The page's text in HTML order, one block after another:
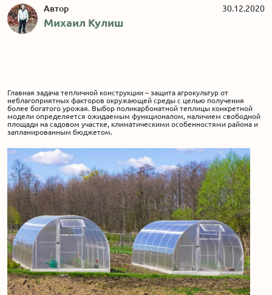
Акции
Производство
Выставка
Отзывы
Вопросы
Гарантии
Вакансии
Автор
Михаил Кулиш
30.12.2020
Главная задача тепличной конструкции – защита агрокультур от
неблагоприятных факторов окружающей среды с целью получения
более богатого урожая. Выбор поликарбонатной теплицы конкретной
модели определяется ожидаемым функционалом, наличием свободной
площади на садовом участке, климатическими особенностями района и
запланированным бюджетом.